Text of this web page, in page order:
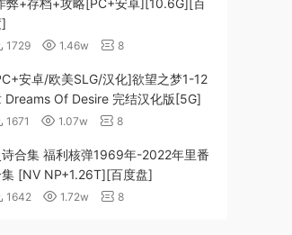
弊+存档+攻略[PC+安卓][10.6G][百
]
1729 1.46w 8
安卓/欧美SLG/汉化]欲望之梦1-12
Dreams Of Desire 完结汉化版[5G]
1671 1.07w 8
诗合集 福利核弹1969年-2022年里番
[NV NP+1.26T][百度盘]
1642 1.72w 8